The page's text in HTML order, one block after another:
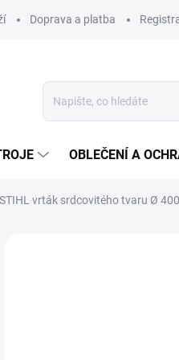
Doprava a platba
OBLEČENÍ A
STIHL vrták srdcovitého tvaru Ø 400